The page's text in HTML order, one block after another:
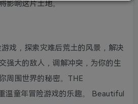
影响这片土地。
戏，探索灾难后荒土的风景，解决
强大的敌人，调解冲突，为你的生
周围世界的秘密。THE
温童年冒险游戏的乐趣。 Beautiful